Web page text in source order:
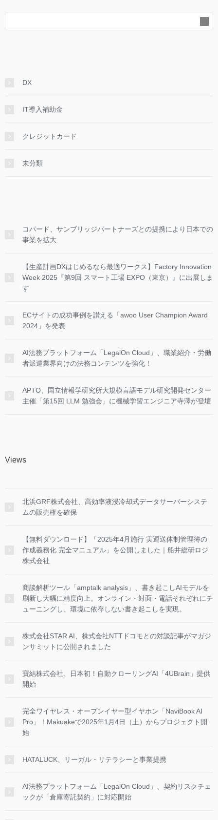
DX
IT導入補助金
クレジットカード
未分類
コパード、サンブリッジパートナーズとの提携により日本での
事業を拡大
【生産計画DXはじめるなら最適ワークス】Factory Innovation
Week 2025『第9回 スマート工場 EXPO（東京）』に出展しま
す
ECサイトの成功事例を讃える「awoo User Champion Award
2024」を発表
AI法務プラットフォーム「LegalOn Cloud」、職業紹介・労働
者派遣業界向けの法務コンテンツを強化！
APTO、国立情報学研究所大規模言語モデル研究開発センター
主催「第15回 LLM 勉強会」に機械学習エンジニア寺澤が登壇
Views
北浜GRF株式会社、高効率液浸冷却式データサーバーシステ
ムの販売権を確保
【無料ダウンロード】「2025年4月施行 実運送体制管理簿の
作成義務化 完全マニュアル」を公開しました｜船井総研ロジ
株式会社
商談解析ツール「amptalk analysis」、書き起こしAIモデルを
刷新し大幅に精度向上。オンライン・対面・電話それぞれにチ
ューニングし、環境に依存しない書き起こしを実現。
株式会社STAR AI、株式会社NTTドコモとの対談記事がマガジ
ンサミットに公開されました
寶結株式会社、日本初！自動クローリングAI「4UBrain」提供
開始
完全ワイヤレス・オープンイヤー型イヤホン「NaviBook AI
Pro」！Makuakeで2025年1月4日（土）からプロジェクト開
始
HATALUCK、リーガル・リテラシーと事業提携
AI法務プラットフォーム「LegalOn Cloud」、契約リスクチェ
ックが「倉庫寄託契約」に対応開始